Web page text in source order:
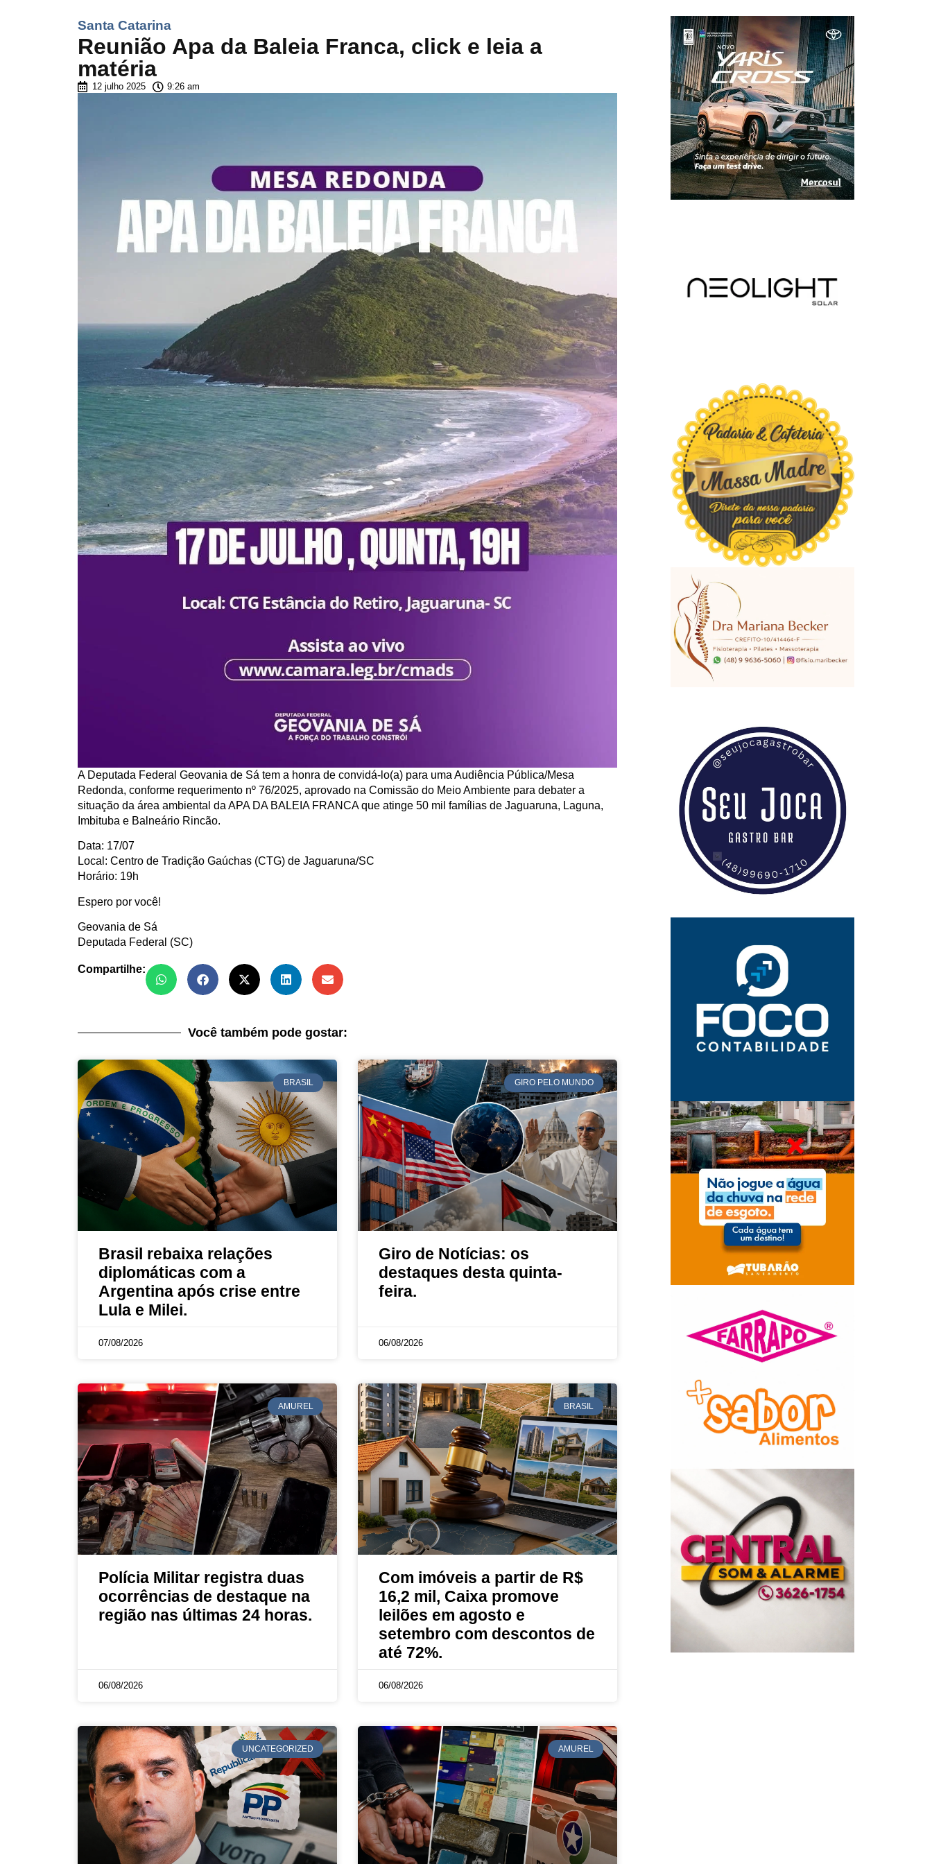
Santa Catarina
Reunião Apa da Baleia Franca, click e leia a
matéria
12 julho 2025 9:26 am
A Deputada Federal Geovania de Sá tem a honra de convidá-lo(a) para uma Audiência Pública/Mesa
Redonda, conforme requerimento nº 76/2025, aprovado na Comissão do Meio Ambiente para debater a
situação da área ambiental da APA DA BALEIA FRANCA que atinge 50 mil famílias de Jaguaruna, Laguna,
Imbituba e Balneário Rincão.
Data: 17/07
Local: Centro de Tradição Gaúchas (CTG) de Jaguaruna/SC
Horário: 19h
Espero por você!
Geovania de Sá
Deputada Federal (SC)
Compartilhe:
Você também pode gostar:
BRASIL
Brasil rebaixa relações
diplomáticas com a
Argentina após crise entre
Lula e Milei.
07/08/2026
GIRO PELO MUNDO
Giro de Notícias: os
destaques desta quinta-
feira.
06/08/2026
AMUREL
Polícia Militar registra duas
ocorrências de destaque na
região nas últimas 24 horas.
06/08/2026
BRASIL
Com imóveis a partir de R$
16,2 mil, Caixa promove
leilões em agosto e
setembro com descontos de
até 72%.
06/08/2026
UNCATEGORIZED AMUREL